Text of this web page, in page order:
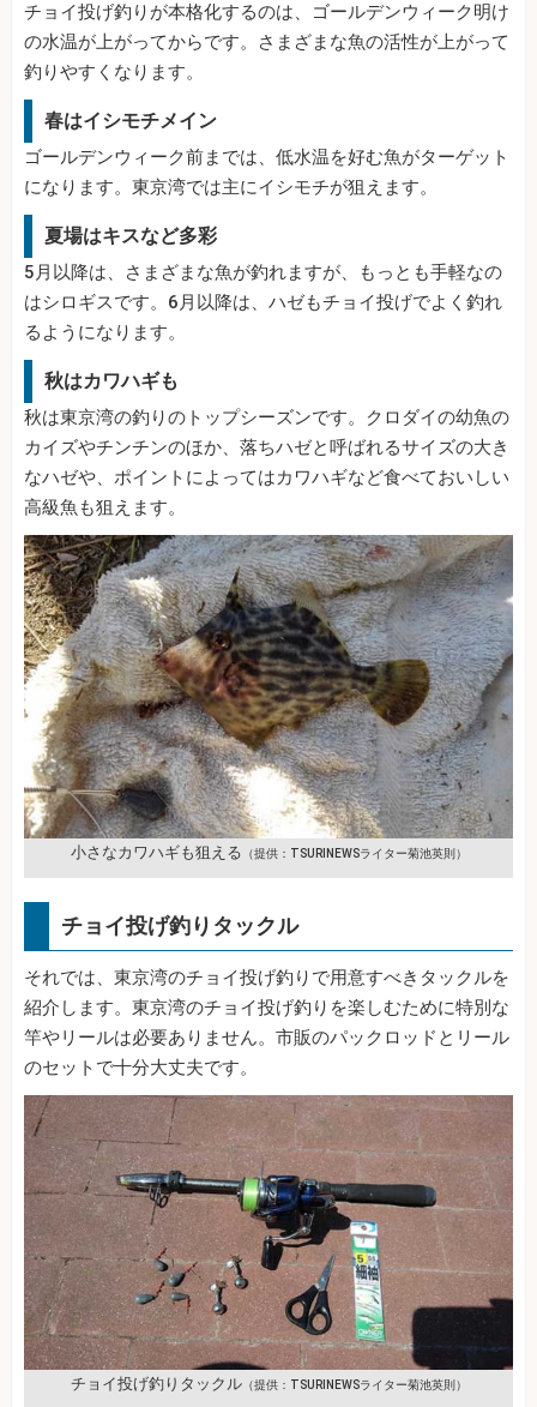
チョイ投げ釣りが本格化するのは、ゴールデンウィーク明け
の水温が上がってからです。さまざまな魚の活性が上がって
釣りやすくなります。
春はイシモチメイン
ゴールデンウィーク前までは、低水温を好む魚がターゲット
になります。東京湾では主にイシモチが狙えます。
夏場はキスなど多彩
5月以降は、さまざまな魚が釣れますが、もっとも手軽なの
はシロギスです。6月以降は、ハゼもチョイ投げでよく釣れ
るようになります。
秋はカワハギも
秋は東京湾の釣りのトップシーズンです。クロダイの幼魚の
カイズやチンチンのほか、落ちハゼと呼ばれるサイズの大き
なハゼや、ポイントによってはカワハギなど食べておいしい
高級魚も狙えます。
小さなカワハギも狙える （提供：TSURINEWSライター菊池英則）
チョイ投げ釣りタックル
それでは、東京湾のチョイ投げ釣りで用意すべきタックルを
紹介します。東京湾のチョイ投げ釣りを楽しむために特別な
竿やリールは必要ありません。市販のパックロッドとリール
のセットで十分大丈夫です。
チョイ投げ釣りタックル（提供：TSURINEWSライター菊池英則）